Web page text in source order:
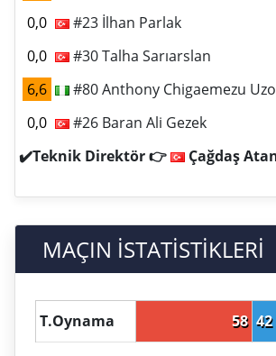
0,0
#23 İlhan Parlak
0,0
#30 Talha Sarıarslan
6,6
#80 Anthony Chigaemezu
0,0
#26 Baran Ali Gezek
✔️Teknik Direktör 👉
Çağdaş
MAÇIN İSTATİSTİKLERİ
T.Oynama 58 42